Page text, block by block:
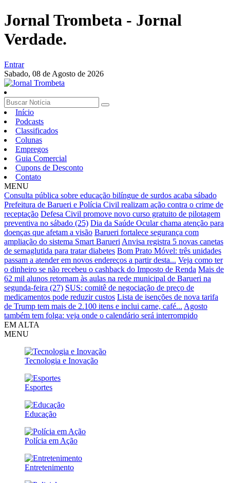
Jornal Trombeta - Jornal
Verdade.
Entrar
Sabado, 08 de Agosto de 2026
Início
Podcasts
Classificados
Colunas
Empregos
Guia Comercial
Cupons de Desconto
Contato
MENU
Consulta pública sobre educação bilíngue de surdos acaba sábado
Prefeitura de Barueri e Polícia Civil realizam ação contra o crime de
receptação Defesa Civil promove novo curso gratuito de pilotagem
preventiva no sábado (25) Dia da Saúde Ocular chama atenção para
doenças que afetam a visão Barueri fortalece segurança com
ampliação do sistema Smart Barueri Anvisa registra 5 novas canetas
de semaglutida para tratar diabetes Bom Prato Móvel: três unidades
passam a atender em novos endereços a partir desta... Veja como ter
o dinheiro se não recebeu o cashback do Imposto de Renda Mais de
62 mil alunos retornam às aulas na rede municipal de Barueri na
segunda-feira (27) SUS: comitê de negociação de preço de
medicamentos pode reduzir custos Lista de isenções de nova tarifa
de Trump tem mais de 2.100 itens e inclui carne, café... Agosto
também tem folga: veja onde o calendário será interrompido
EM ALTA
MENU
Tecnologia e Inovação
Esportes
Educação
Polícia em Ação
Entretenimento